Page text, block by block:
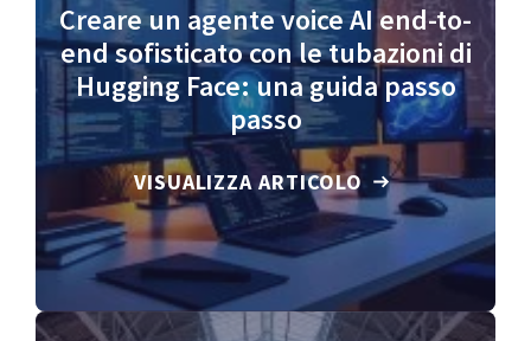
Creare un agente voice AI end-to-
end sofisticato con le tubazioni di
Hugging Face: una guida passo
passo
VISUALIZZA ARTICOLO